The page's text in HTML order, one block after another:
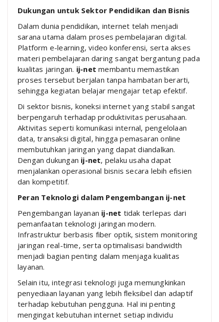
Dukungan untuk Sektor Pendidikan dan Bisnis
Dalam dunia pendidikan, internet telah menjadi
sarana utama dalam proses pembelajaran digital.
Platform e-learning, video konferensi, serta akses
materi pembelajaran daring sangat bergantung pada
kualitas jaringan. ij-net membantu memastikan
proses tersebut berjalan tanpa hambatan berarti,
sehingga kegiatan belajar mengajar tetap efektif.
Di sektor bisnis, koneksi internet yang stabil sangat
berpengaruh terhadap produktivitas perusahaan.
Aktivitas seperti komunikasi internal, pengelolaan
data, transaksi digital, hingga pemasaran online
membutuhkan jaringan yang dapat diandalkan.
Dengan dukungan ij-net, pelaku usaha dapat
menjalankan operasional bisnis secara lebih efisien
dan kompetitif.
Peran Teknologi dalam Pengembangan ij-net
Pengembangan layanan ij-net tidak terlepas dari
pemanfaatan teknologi jaringan modern.
Infrastruktur berbasis fiber optik, sistem monitoring
jaringan real-time, serta optimalisasi bandwidth
menjadi bagian penting dalam menjaga kualitas
layanan.
Selain itu, integrasi teknologi juga memungkinkan
penyediaan layanan yang lebih fleksibel dan adaptif
terhadap kebutuhan pengguna. Hal ini penting
mengingat kebutuhan internet setiap individu